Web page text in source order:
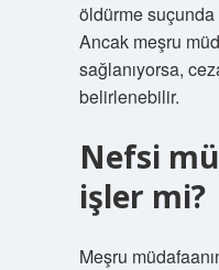
öldürme
Ancak meşru
sağlanıyorsa,
belirlenebilir.
Nefsi
işler mi?
Meşru